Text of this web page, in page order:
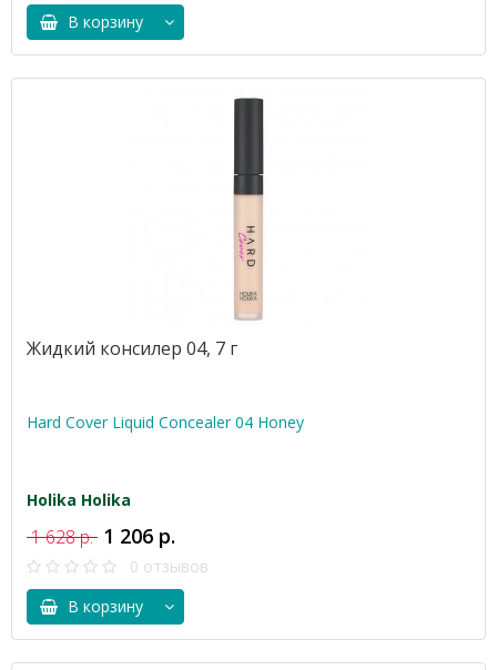
В корзину
Жидкий консилер 04, 7 г
Hard Cover Liquid Concealer 04 Honey
Holika Holika
1 628 р. 1 206 р.
0 отзывов
В корзину